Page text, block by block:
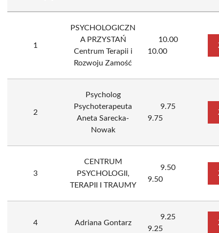
1
PSYCHOLOGICZN
A PRZYSTAŃ
Centrum Terapii i
Rozwoju Zamość
10.00
10.00
2
Psycholog
Psychoterapeuta
Aneta Sarecka-
Nowak
9.75
9.75
3
CENTRUM
PSYCHOLOGII,
TERAPII I TRAUMY
9.50
9.50
4 Adriana Gontarz
9.25
9.25